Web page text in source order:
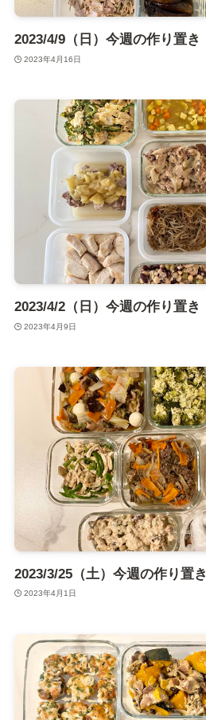
2023/4/9（日）今週の作り置き
2023年4月16日
2023/4/2（日）今週の作り置き
2023年4月9日
2023/3/25（土）今週の作り置き
2023年4月1日